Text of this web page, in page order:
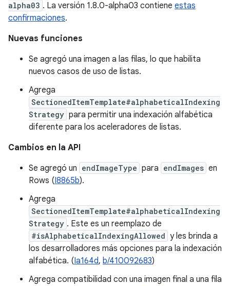
alpha03 . La versión 1.8.0-alpha03 contiene estas
confirmaciones.
Nuevas funciones
Se agregó una imagen a las filas, lo que habilita
nuevos casos de uso de listas.
Agrega
SectionedItemTemplate#alphabeticalIndexing
Strategy para permitir una indexación alfabética
diferente para los aceleradores de listas.
Cambios en la API
Se agregó un endImageType para endImages en
Rows (I8865b).
Agrega
SectionedItemTemplate#alphabeticalIndexing
Strategy . Este es un reemplazo de
#isAlphabeticalIndexingAllowed y les brinda a
los desarrolladores más opciones para la indexación
alfabética. (Ia164d, b/410092683)
Agrega compatibilidad con una imagen final a una fila